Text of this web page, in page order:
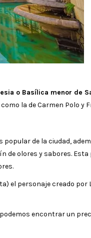
o Basílica menor de
la de Carmen Polo y
popular de la ciudad,
de olores y sabores. Esta
el personaje creado por
encontrar un